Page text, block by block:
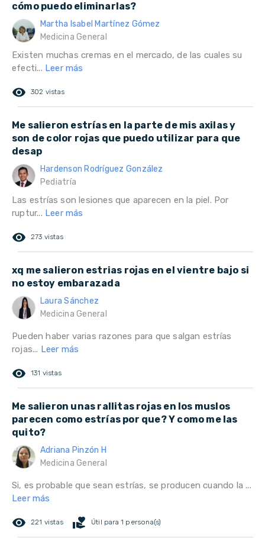
cómo puedo eliminarlas?
Martha Isabel Martínez Gómez
Medicina General
Existen muchas cremas en el mercado, de las cuales su
efecti... Leer más
remove_red_eye 302 vistas
Me salieron estrías en la parte de mis axilas y
son de color rojas que puedo utilizar para que
desap
Hardenson Rodríguez González
Pediatría
Las estrías son lesiones que aparecen en la piel. Por
ruptur... Leer más
remove_red_eye 273 vistas
xq me salieron estrias rojas en el vientre bajo si
no estoy embarazada
Laura Sánchez
Medicina General
Pueden haber varias razones para que salgan estrías
rojas... Leer más
remove_red_eye 131 vistas
Me salieron unas rallitas rojas en los muslos
parecen como estrías por que? Y como me las
quito?
Adriana Pinzón H
Medicina General
Si, es probable que sean estrías, se producen cuando la ...
Leer más
remove_red_eye 221 vistas volunteer_activism Útil para 1 persona(s)